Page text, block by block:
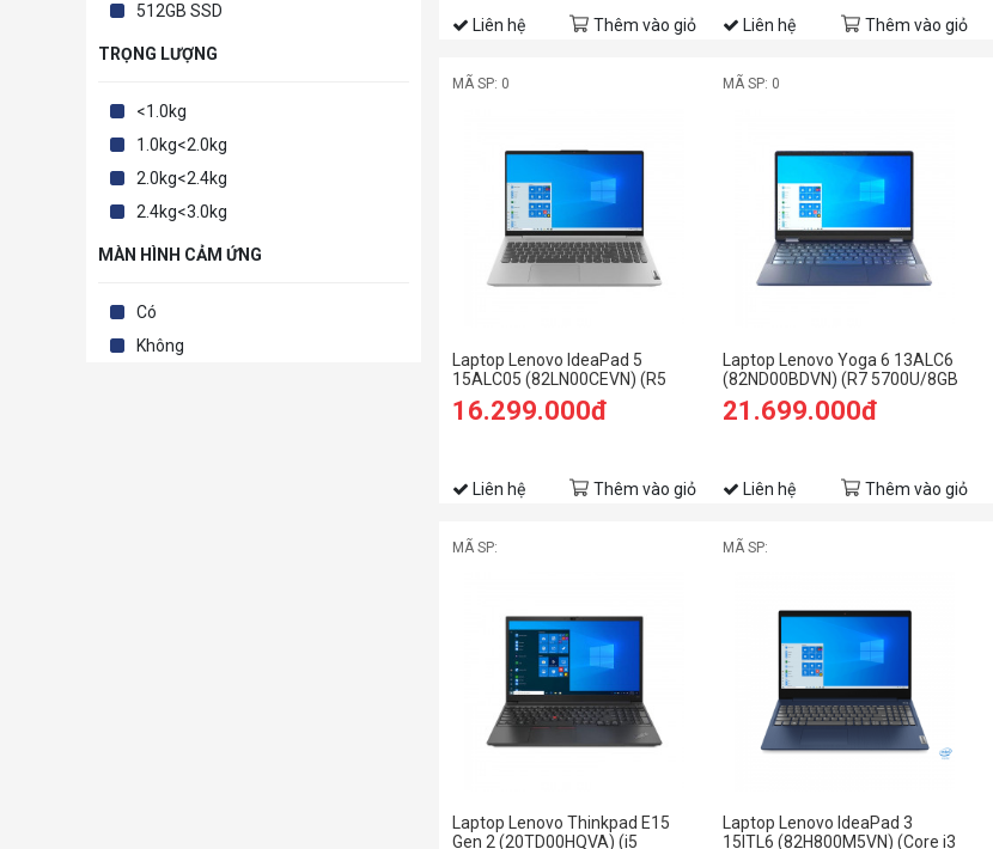
512GB SSD
TRỌNG LƯỢNG
<1.0kg
1.0kg<2.0kg
2.0kg<2.4kg
2.4kg<3.0kg
MÀN HÌNH CẢM ỨNG
Có
Không
Liên hệ Thêm vào giỏ Liên hệ Thêm vào giỏ
MÃ SP: 0
Laptop Lenovo IdeaPad 5
15ALC05 (82LN00CEVN) (R5
5500U/8GB RAM/512GB
SSD/15.6 FHD/Win11/Xám)
16.299.000đ
Liên hệ Thêm vào giỏ
MÃ SP: 0
Laptop Lenovo Yoga 6 13ALC6
(82ND00BDVN) (R7 5700U/8GB
RAM/512GB SSD/13.3
FHD/Win11/Xanh)
21.699.000đ
Liên hệ Thêm vào giỏ
MÃ SP:
Laptop Lenovo Thinkpad E15
Gen 2 (20TD00HQVA) (i5
MÃ SP:
Laptop Lenovo IdeaPad 3
15ITL6 (82H800M5VN) (Core i3